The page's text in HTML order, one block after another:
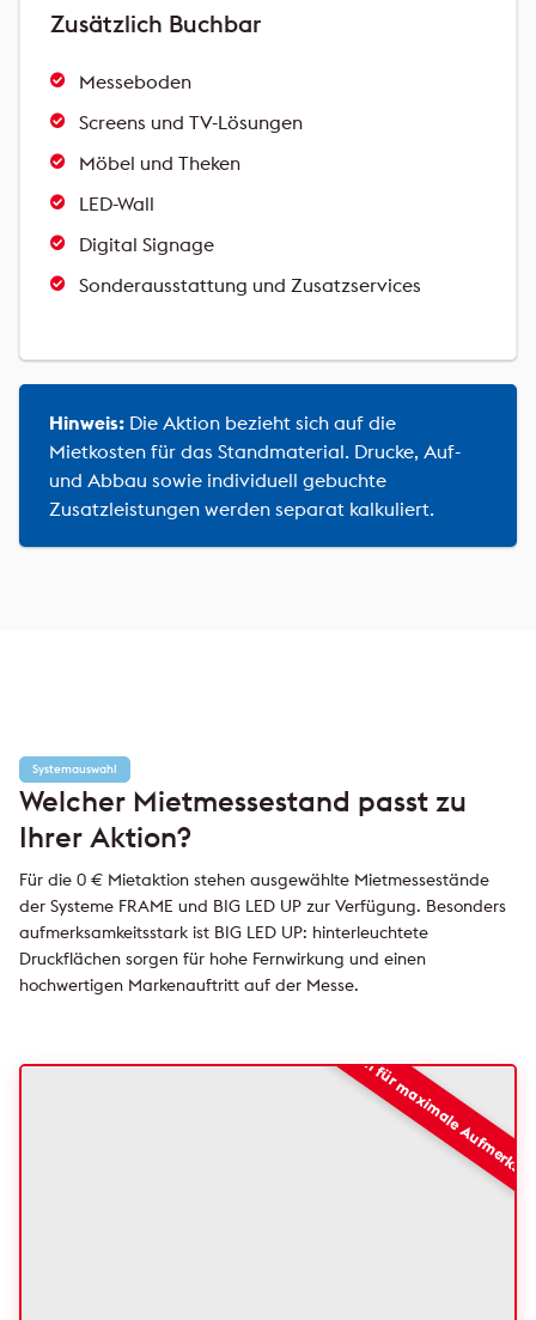
Zusätzlich Buchbar
Messeboden
Screens und TV-Lösungen
Möbel und Theken
LED-Wall
Digital Signage
Sonderausstattung und Zusatzservices
Hinweis: Die Aktion bezieht sich auf die
Mietkosten für das Standmaterial. Drucke, Auf-
und Abbau sowie individuell gebuchte
Zusatzleistungen werden separat kalkuliert.
Systemauswahl
Welcher Mietmessestand passt zu
Ihrer Aktion?
Für die 0 € Mietaktion stehen ausgewählte Mietmessestände
der Systeme FRAME und BIG LED UP zur Verfügung. Besonders
aufmerksamkeitsstark ist BIG LED UP: hinterleuchtete
Druckflächen sorgen für hohe Fernwirkung und einen
hochwertigen Markenauftritt auf der Messe.
Empfohlen für maximale